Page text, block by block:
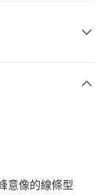
意像的線條型